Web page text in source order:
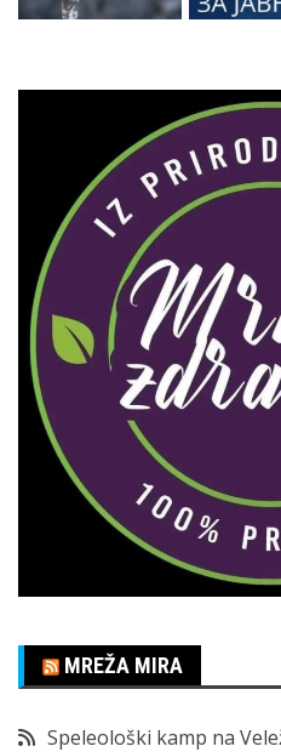
MREŽA MIRA
Speleološki kamp na